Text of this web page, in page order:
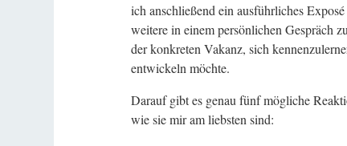
ich anschließend ein ausführliches
weitere in einem persönlichen Gespräch
der konkreten Vakanz, sich
entwickeln möchte.
Darauf gibt es genau fünf mögliche
wie sie mir am liebsten sind: